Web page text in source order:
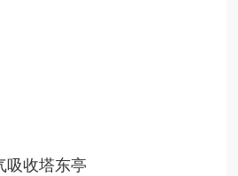
吸收塔东亭